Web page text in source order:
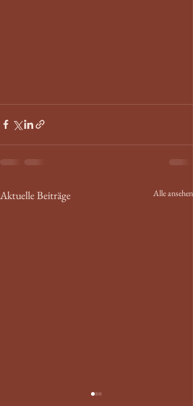
Aktuelle Beiträge Alle ansehen